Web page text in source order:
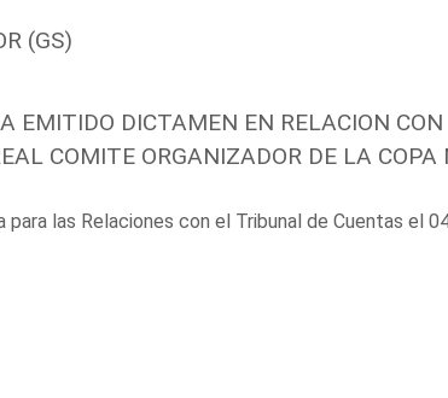
(GS)
EMITIDO DICTAMEN EN RELACION
COMITE ORGANIZADOR DE LA
para las Relaciones con el Tribunal de Cuentas el